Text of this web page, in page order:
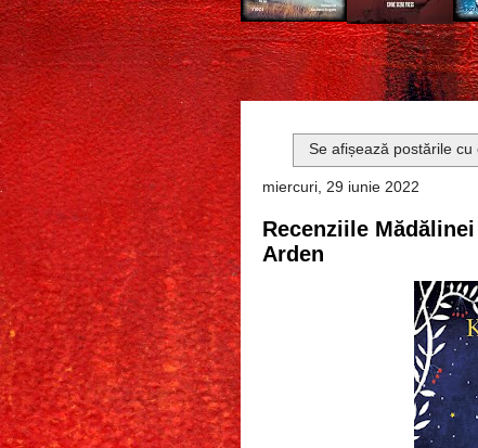
Se afișează postările cu
miercuri, 29 iunie 2022
Recenziile
Arden